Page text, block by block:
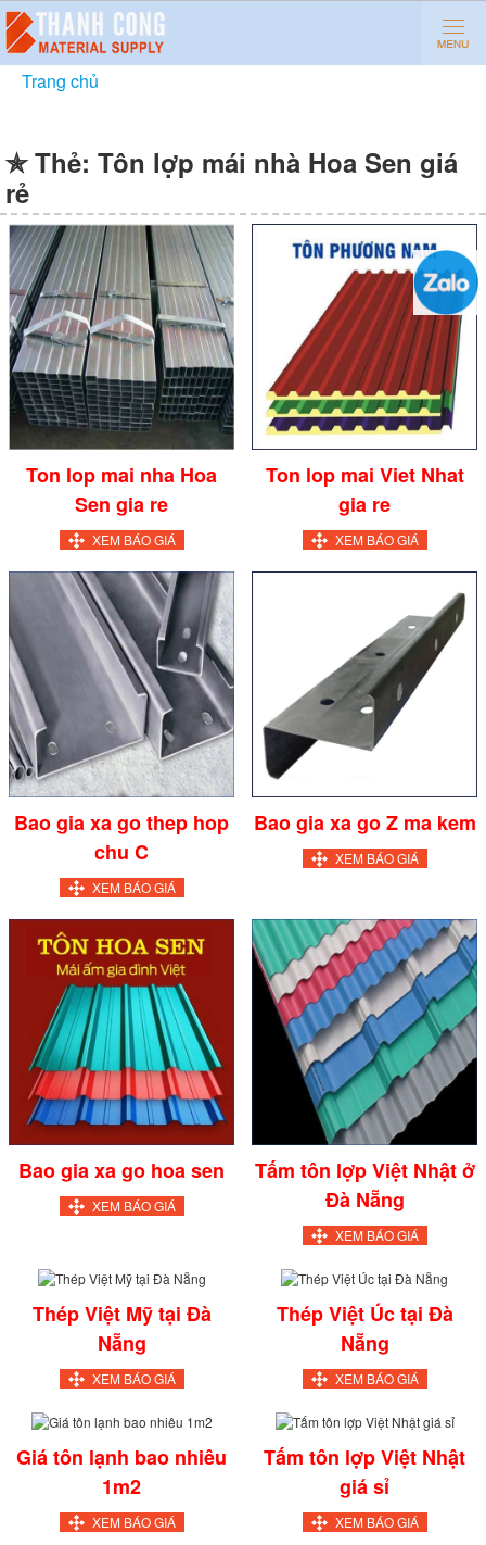
Trang chủ
✯ Thẻ: Tôn lợp mái nhà Hoa Sen giá
rẻ
Ton lop mai nha Hoa
Sen gia re
XEM BÁO GIÁ
Ton lop mai Viet Nhat
gia re
XEM BÁO GIÁ
Bao gia xa go thep hop
chu C
XEM BÁO GIÁ
Bao gia xa go Z ma kem
XEM BÁO GIÁ
Bao gia xa go hoa sen
XEM BÁO GIÁ
Tấm tôn lợp Việt Nhật ở
Đà Nẵng
XEM BÁO GIÁ
Thép Việt Mỹ tại Đà
Nẵng
XEM BÁO GIÁ
Thép Việt Úc tại Đà
Nẵng
XEM BÁO GIÁ
Giá tôn lạnh bao nhiêu
1m2
XEM BÁO GIÁ
Tấm tôn lợp Việt Nhật
giá sỉ
XEM BÁO GIÁ